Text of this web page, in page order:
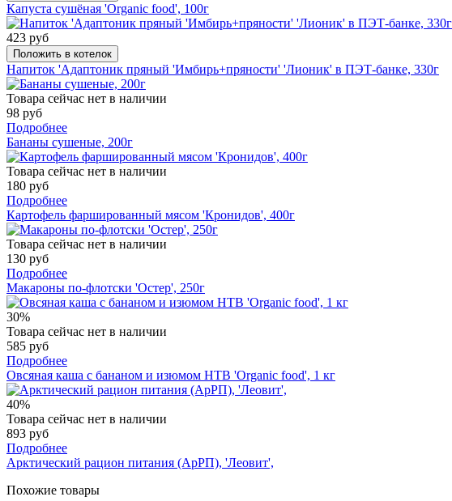
Капуста сушёная 'Organic food', 100г
423 руб
Положить в котелок
Напиток 'Адаптоник пряный 'Имбирь+пряности' 'Лионик' в ПЭТ-банке, 330г
Товара сейчас нет в наличии
98 руб
Подробнее
Бананы сушеные, 200г
Товара сейчас нет в наличии
180 руб
Подробнее
Картофель фаршированный мясом 'Кронидов', 400г
Товара сейчас нет в наличии
130 руб
Подробнее
Макароны по-флотски 'Остер', 250г
30%
Товара сейчас нет в наличии
585 руб
Подробнее
Овсяная каша с бананом и изюмом НТВ 'Organic food', 1 кг
40%
Товара сейчас нет в наличии
893 руб
Подробнее
Арктический рацион питания (АрРП), 'Леовит',
Похожие товары